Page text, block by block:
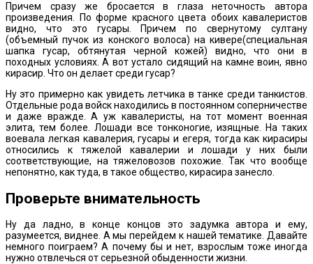
Причем сразу же бросается в глаза неточность автора
произведения. По форме красного цвета обоих кавалеристов
видно, что это гусары. Причем по свернутому султану
(объемный пучок из конского волоса) на кивере(специальная
шапка гусар, обтянутая черной кожей) видно, что они в
походных условиях. А вот устало сидящий на камне воин, явно
кирасир. Что он делает среди гусар?
Ну это примерно как увидеть летчика в танке среди танкистов.
Отдельные рода войск находились в постоянном соперничестве
и даже вражде. А уж кавалеристы, на тот момент военная
элита, тем более. Лошади все тонконогие, изящные. На таких
воевала легкая кавалерия, гусары и егеря, тогда как кирасиры
относились к тяжелой кавалерии и лошади у них были
соответствующие, на тяжеловозов похожие. Так что вообще
непонятно, как туда, в такое общество, кирасира занесло.
Проверьте внимательность
Ну да ладно, в конце концов это задумка автора и ему,
разумеется, виднее. А мы перейдем к нашей тематике. Давайте
немного поиграем? А почему бы и нет, взрослым тоже иногда
нужно отвлечься от серьезной обыденности жизни.